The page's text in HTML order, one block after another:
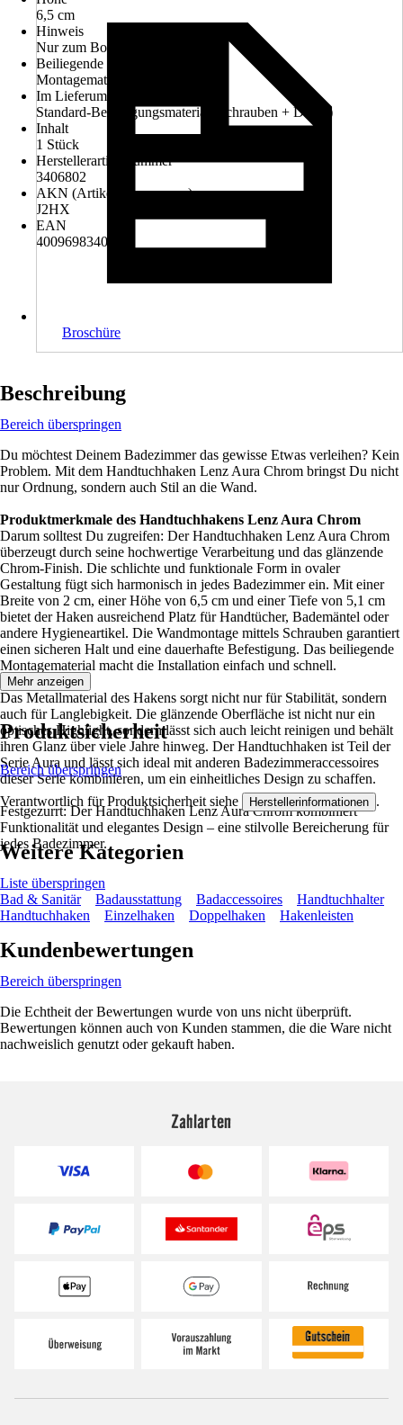
6,5 cm
Hinweis
Nur zum Bohren
Beiliegende Befestigung
Montagematerial zum Bohren
Im Lieferumfang enthalten
Standard-Befestigungsmaterial (Schrauben + Dübel)
Inhalt
1 Stück
Herstellerartikelnummer
3406802
AKN (Artikelkurznummer)
J2HX
EAN
4009698340081
Broschüre
Beschreibung
Bereich überspringen
Du möchtest Deinem Badezimmer das gewisse Etwas verleihen? Kein
Problem. Mit dem Handtuchhaken Lenz Aura Chrom bringst Du nicht
nur Ordnung, sondern auch Stil an die Wand.
Produktmerkmale des Handtuchhakens Lenz Aura Chrom
Darum solltest Du zugreifen: Der Handtuchhaken Lenz Aura Chrom
überzeugt durch seine hochwertige Verarbeitung und das glänzende
Chrom-Finish. Die schlichte und funktionale Form in ovaler
Gestaltung fügt sich harmonisch in jedes Badezimmer ein. Mit einer
Breite von 2 cm, einer Höhe von 6,5 cm und einer Tiefe von 5,1 cm
bietet der Haken ausreichend Platz für Handtücher, Bademäntel oder
andere Hygieneartikel. Die Wandmontage mittels Schrauben garantiert
einen sicheren Halt und eine dauerhafte Befestigung. Das beiliegende
Montagematerial macht die Installation einfach und schnell.
Das Metallmaterial des Hakens sorgt nicht nur für Stabilität, sondern
auch für Langlebigkeit. Die glänzende Oberfläche ist nicht nur ein
optisches Highlight, sondern lässt sich auch leicht reinigen und behält
ihren Glanz über viele Jahre hinweg. Der Handtuchhaken ist Teil der
Serie Aura und lässt sich ideal mit anderen Badezimmeraccessoires
dieser Serie kombinieren, um ein einheitliches Design zu schaffen.
Festgezurrt: Der Handtuchhaken Lenz Aura Chrom kombiniert
Funktionalität und elegantes Design – eine stilvolle Bereicherung für
jedes Badezimmer.
Mehr anzeigen
Produktsicherheit
Bereich überspringen
Verantwortlich für Produktsicherheit siehe Herstellerinformationen .
Weitere Kategorien
Liste überspringen
Bad & Sanitär
Badausstattung Badaccessoires
Handtuchhalter
Handtuchhaken
Einzelhaken Doppelhaken Hakenleisten
Kundenbewertungen
Bereich überspringen
Die Echtheit der Bewertungen wurde von uns nicht überprüft.
Bewertungen können auch von Kunden stammen, die die Ware nicht
nachweislich genutzt oder gekauft haben.
Zahlarten